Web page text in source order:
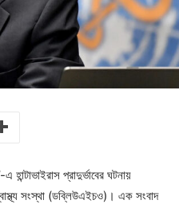
হান্টাভাইরাস প্রাদুর্ভাবের ঘটনায়
সংস্থা (ডব্লিউএইচও)। এক সংবাদ